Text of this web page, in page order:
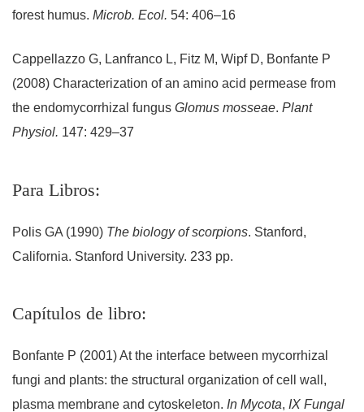
forest humus. Microb. Ecol. 54: 406–16
Cappellazzo G, Lanfranco L, Fitz M, Wipf D, Bonfante P
(2008) Characterization of an amino acid permease from
the endomycorrhizal fungus Glomus mosseae. Plant
Physiol. 147: 429–37
Para Libros:
Polis GA (1990) The biology of scorpions. Stanford,
California. Stanford University. 233 pp.
Capítulos de libro:
Bonfante P (2001) At the interface between mycorrhizal
fungi and plants: the structural organization of cell wall,
plasma membrane and cytoskeleton. In Mycota, IX Fungal